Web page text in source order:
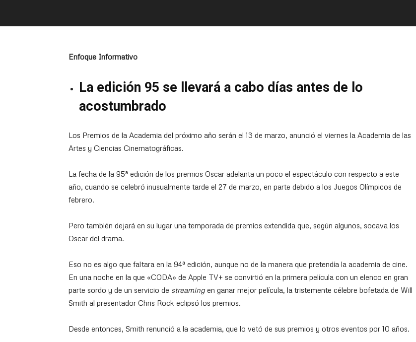
Enfoque Informativo
La edición 95 se llevará a cabo días antes de lo
acostumbrado
Los Premios de la Academia del próximo año serán el 13 de marzo, anunció el viernes la Academia de las
Artes y Ciencias Cinematográficas.
La fecha de la 95ª edición de los premios Oscar adelanta un poco el espectáculo con respecto a este
año, cuando se celebró inusualmente tarde el 27 de marzo, en parte debido a los Juegos Olímpicos de
febrero.
Pero también dejará en su lugar una temporada de premios extendida que, según algunos, socava los
Oscar del drama.
Eso no es algo que faltara en la 94ª edición, aunque no de la manera que pretendía la academia de cine.
En una noche en la que «CODA» de Apple TV+ se convirtió en la primera película con un elenco en gran
parte sordo y de un servicio de streaming en ganar mejor película, la tristemente célebre bofetada de Will
Smith al presentador Chris Rock eclipsó los premios.
Desde entonces, Smith renunció a la academia, que lo vetó de sus premios y otros eventos por 10 años.